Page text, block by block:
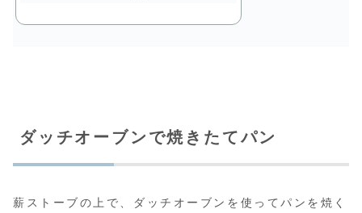
ダッチオーブンで焼きたてパン
薪ストーブの上で、ダッチオーブンを使ってパンを焼く